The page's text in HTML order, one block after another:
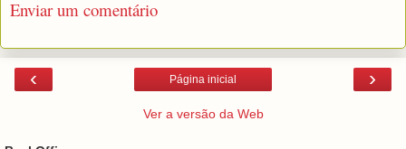
Enviar um comentário
‹ ›
Página inicial
Ver a versão da Web